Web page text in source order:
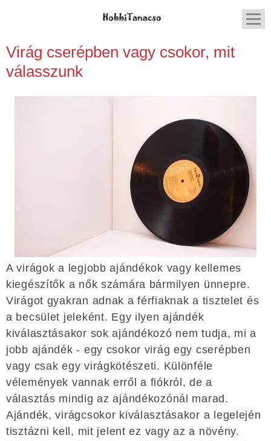
Virág cserépben vagy csokor, mit
válasszunk
A virágok a legjobb ajándékok vagy kellemes
kiegészítők a nők számára bármilyen ünnepre.
Virágot gyakran adnak a férfiaknak a tisztelet és
a becsület jeleként. Egy ilyen ajándék
kiválasztásakor sok ajándékozó nem tudja, mi a
jobb ajándék - egy csokor virág egy cserépben
vagy csak egy virágkötészeti. Különféle
vélemények vannak erről a fiókról, de a
választás mindig az ajándékozónál marad.
Ajándék, virágcsokor kiválasztásakor a legelején
tisztázni kell, mit jelent ez vagy az a növény.